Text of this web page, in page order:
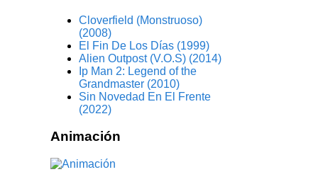
Cloverfield (Monstruoso)
(2008)
El Fin De Los Días (1999)
Alien Outpost (V.O.S) (2014)
Ip Man 2: Legend of the
Grandmaster (2010)
Sin Novedad En El Frente
(2022)
Animación